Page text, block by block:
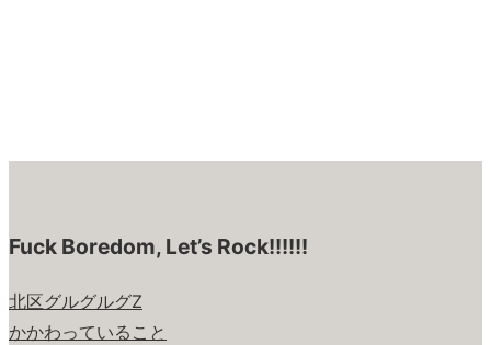
Fuck Boredom, Let’s Rock!!!!!!
北区グルグルグZ
かかわっていること